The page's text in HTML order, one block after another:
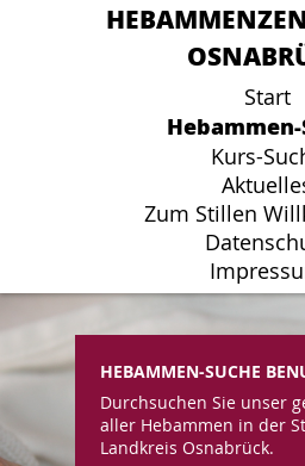
Start
Kurs-
Zum Stillen
Start
Kurs-
Zum Stillen
HEBAMMEN-SUCHE
Durchsuchen Sie unser
aller Hebammen in der
Landkreis Osnabrück.